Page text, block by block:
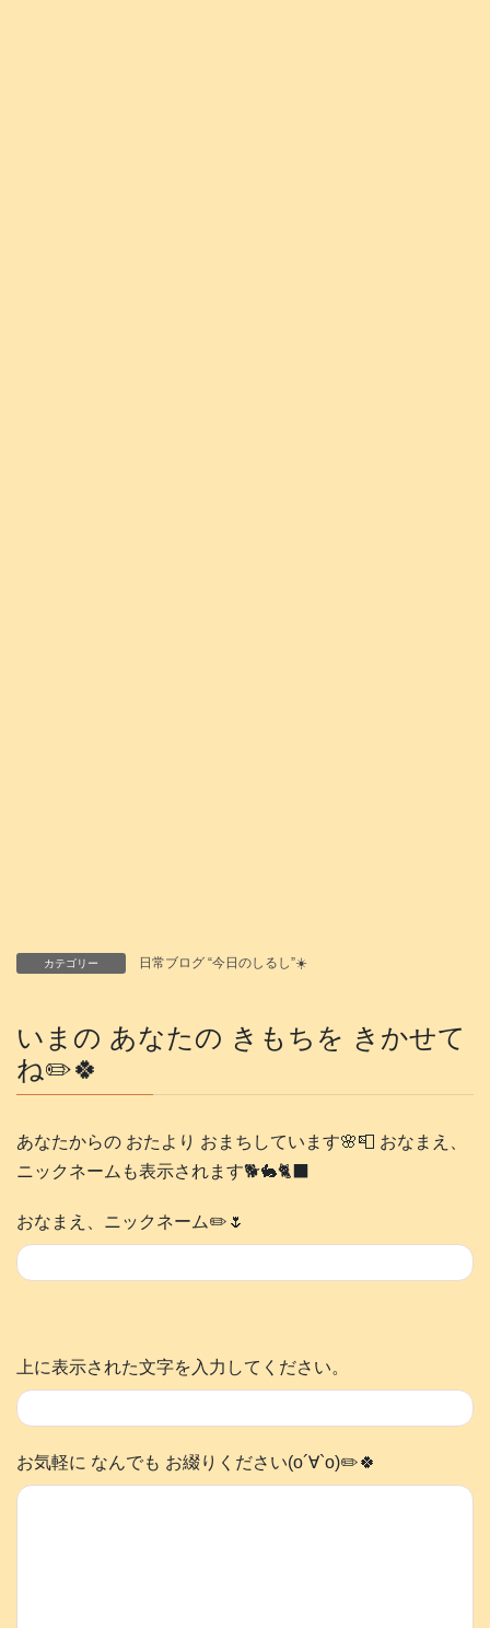
カテゴリー 日常ブログ “今日のしるし”☀️
いまの あなたの きもちを きかせて
ね✏️🍀
あなたからの おたより おまちしています🌸📮 おなまえ、
ニックネームも表示されます🐕️🐇🐈‍⬛
おなまえ、ニックネーム✏️🌷
上に表示された文字を入力してください。
お気軽に なんでも お綴りください(о´∀`о)✏️🍀